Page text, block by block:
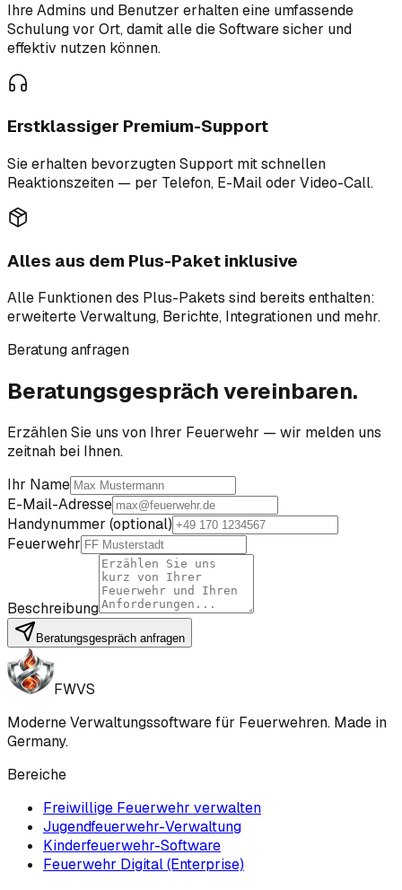
Ihre Admins und Benutzer erhalten eine umfassende
Schulung vor Ort, damit alle die Software sicher und
effektiv nutzen können.
Erstklassiger Premium-Support
Sie erhalten bevorzugten Support mit schnellen
Reaktionszeiten — per Telefon, E-Mail oder Video-Call.
Alles aus dem Plus-Paket inklusive
Alle Funktionen des Plus-Pakets sind bereits enthalten:
erweiterte Verwaltung, Berichte, Integrationen und mehr.
Beratung anfragen
Beratungsgespräch vereinbaren.
Erzählen Sie uns von Ihrer Feuerwehr — wir melden uns
zeitnah bei Ihnen.
Ihr Name
E-Mail-Adresse
Handynummer (optional)
Feuerwehr
Beschreibung
Beratungsgespräch anfragen
FWVS
Moderne Verwaltungssoftware für Feuerwehren. Made in
Germany.
Bereiche
Freiwillige Feuerwehr verwalten
Jugendfeuerwehr-Verwaltung
Kinderfeuerwehr-Software
Feuerwehr Digital (Enterprise)